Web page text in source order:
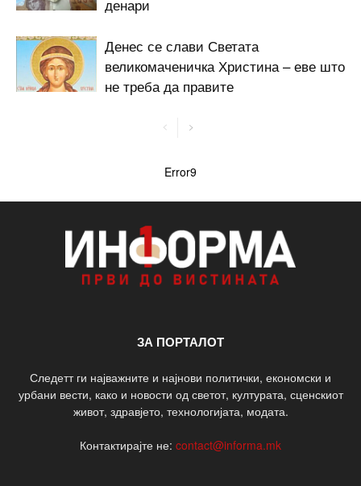
денари
Денес се слави Светата
великомаченичка Христина – еве што
не треба да правите
Error9
ЗА ПОРТАЛОТ
Следетт ги најважните и најнови политички, економски и
урбани вести, како и новости од светот, културата, сценскиот
живот, здравјето, технологијата, модата.
Контактирајте не: contact@informa.mk